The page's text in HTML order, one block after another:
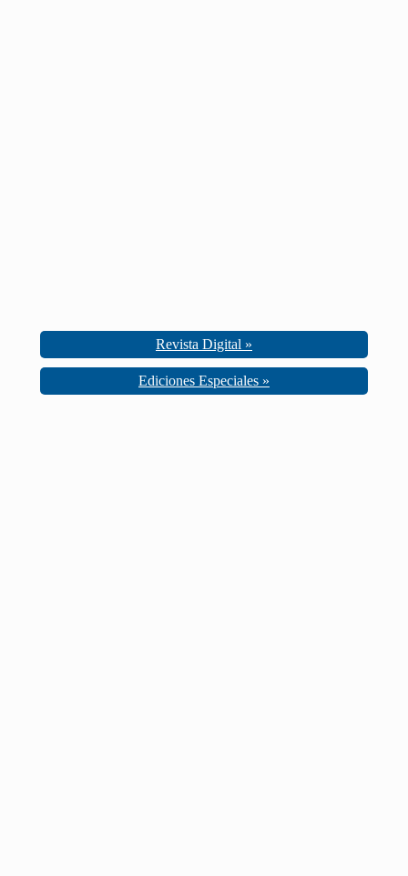
Revista Digital »
Ediciones Especiales »